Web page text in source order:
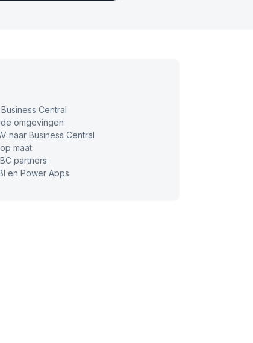
Central
omgevingen
naar Business Central
maat
partners
en Power Apps